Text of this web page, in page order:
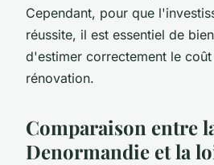
Cependant, pour que
réussite, il est essentiel de
d'estimer correctement le
rénovation.
Comparaison entre
Denormandie et la